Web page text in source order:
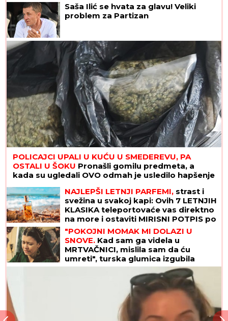
Saša Ilić se hvata za glavu! Veliki
problem za Partizan
POLICAJCI UPALI U KUĆU U SMEDEREVU, PA
OSTALI U ŠOKU Pronašli gomilu predmeta, a
kada su ugledali OVO odmah je usledilo hapšenje
NAJLEPŠI LETNJI PARFEMI, strast i
svežina u svakoj kapi: Ovih 7 LETNJIH
KLASIKA teleportovaće vas direktno
na more i ostaviti MIRISNI POTPIS po
kojem će vas svi pamtiti
"POKOJNI MOMAK MI DOLAZI U
SNOVE. Kad sam ga videla u
MRTVAČNICI, mislila sam da ću
umreti", turska glumica izgubila
prvog dečka, a onda se udala za
čuvenog pevača i doživela
turbulenciju od braka